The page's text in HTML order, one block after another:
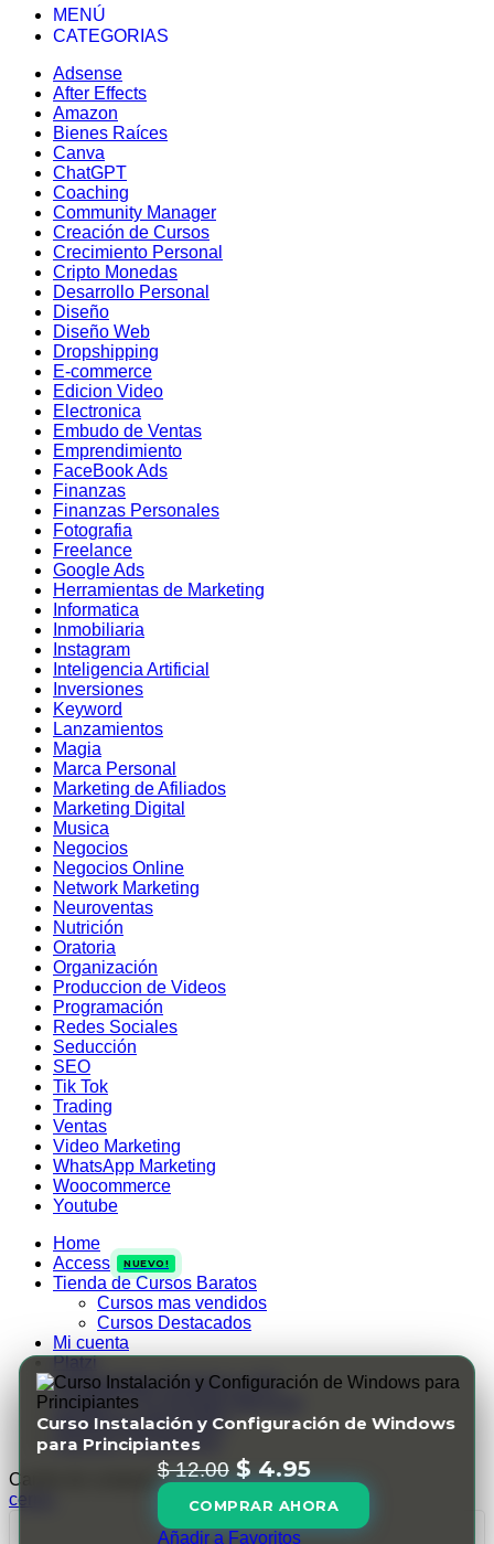
MENÚ
CATEGORIAS
Adsense
After Effects
Amazon
Bienes Raíces
Canva
ChatGPT
Coaching
Community Manager
Creación de Cursos
Crecimiento Personal
Cripto Monedas
Desarrollo Personal
Diseño
Diseño Web
Dropshipping
E-commerce
Edicion Video
Electronica
Embudo de Ventas
Emprendimiento
FaceBook Ads
Finanzas
Finanzas Personales
Fotografia
Freelance
Google Ads
Herramientas de Marketing
Informatica
Inmobiliaria
Instagram
Inteligencia Artificial
Inversiones
Keyword
Lanzamientos
Magia
Marca Personal
Marketing de Afiliados
Marketing Digital
Musica
Negocios
Negocios Online
Network Marketing
Neuroventas
Nutrición
Oratoria
Organización
Produccion de Videos
Programación
Redes Sociales
Seducción
SEO
Tik Tok
Trading
Ventas
Video Marketing
WhatsApp Marketing
Woocommerce
Youtube
Home
Access
NUEVO!
Tienda de Cursos Baratos
Cursos mas vendidos
Cursos Destacados
Mi cuenta
Platzi
Herramientas Digitales e IAS
ChatGPT Pro Ilimitado Mensual
Membresia Mindvalley
Ingresar / Registrarse
Carrito de compras
cerrar
Curso Instalación y Configuración de Windows
para Principiantes
$12.00 $ 4.95
COMPRAR AHORA
Añadir a Favoritos